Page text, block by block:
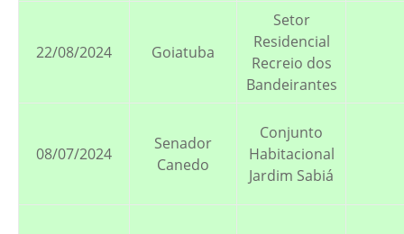
22/08/2024 Goiatuba
Setor
Residencial
Recreio dos
Bandeirantes
08/07/2024
Senador
Canedo
Conjunto
Habitacional
Jardim Sabiá